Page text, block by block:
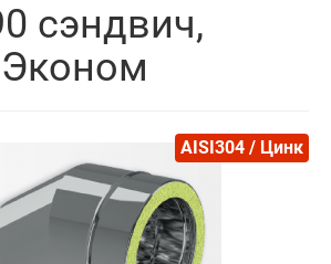
сэндвич,
AISI304 / Цинк